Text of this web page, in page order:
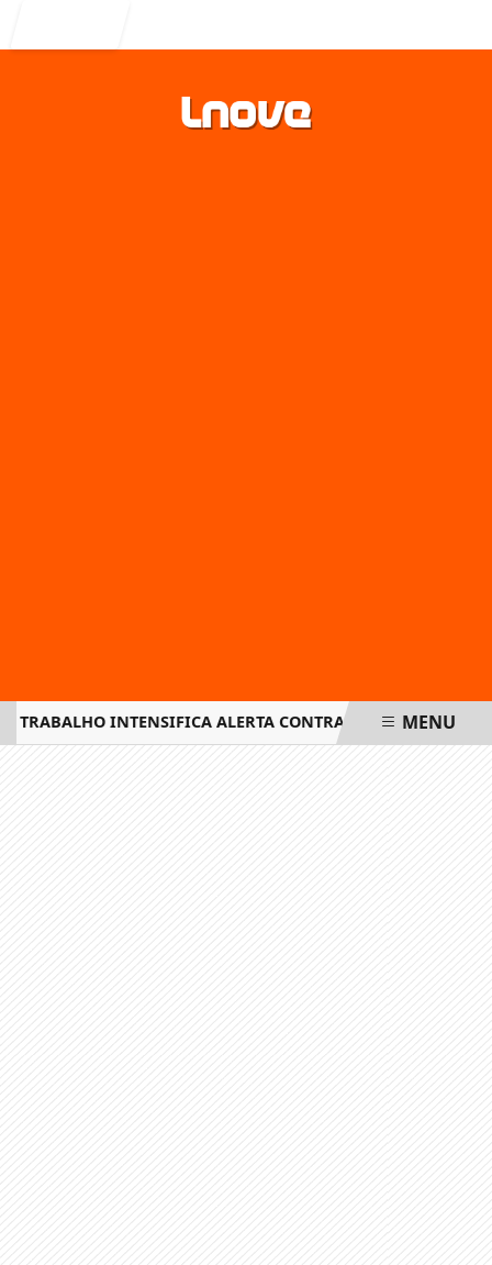
TRABALHO INTENSIFICA ALERTA CONTRA O ASSÉDIOMENU